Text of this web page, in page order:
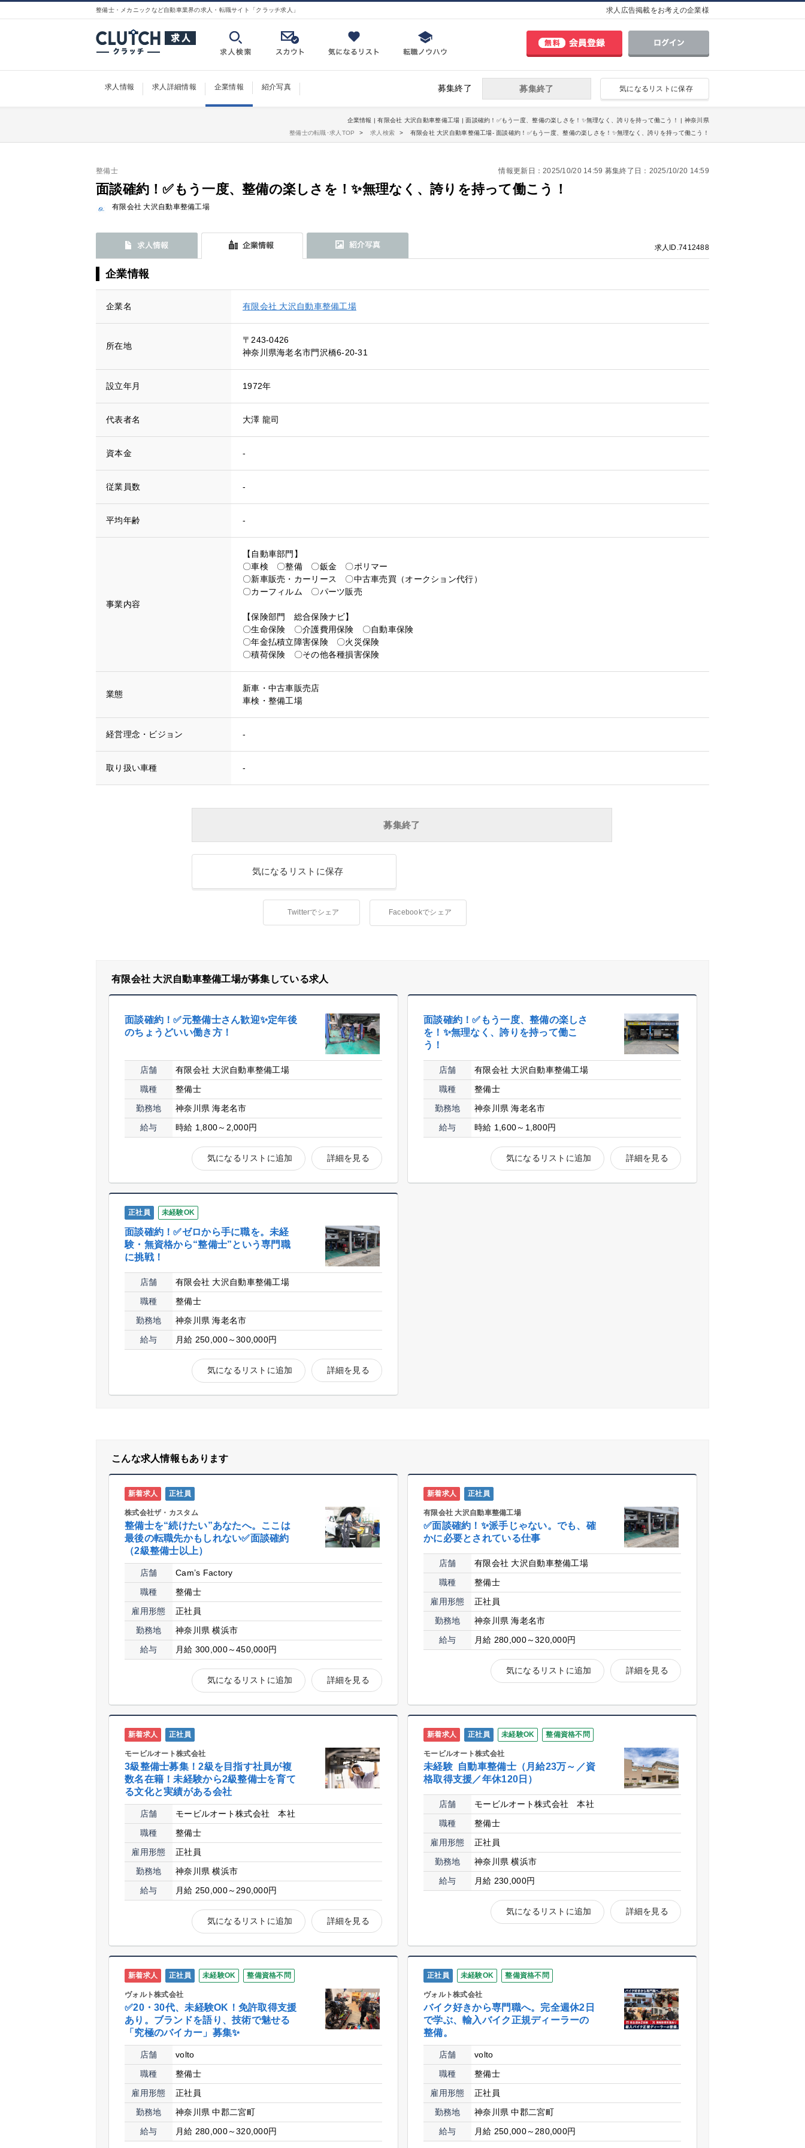
整備士・メカニックなど自動車業界の求人・転職サイト「クラッチ求人」 求人広告掲載をお考えの企業様
求人情報 求人詳細情報 企業情報 紹介写真 気になるリストに保存
募集終了
募集終了
企業情報 | 有限会社 大沢自動車整備工場 | 面談確約！✅もう一度、整備の楽しさを！✨無理なく、誇りを持って働こう！ | 神奈川県
整備士の転職･求人TOP
求人検索 有限会社 大沢自動車整備工場- 面談確約！✅もう一度、整備の楽しさを！✨無理なく、誇りを持って働こう！
情報更新日：2025/10/20 14:59 募集終了日：2025/10/20 14:59
整備士
面談確約！✅もう一度、整備の楽しさを！✨無理なく、誇りを持って働こう！
有限会社 大沢自動車整備工場
求人ID.7412488
企業情報
企業名 有限会社 大沢自動車整備工場
所在地
〒243-0426
神奈川県海老名市門沢橋6-20-31
設立年月 1972年
代表者名 大澤 龍司
資本金 -
従業員数 -
平均年齢 -
事業内容
【自動車部門】
〇車検 〇整備 〇鈑金 〇ポリマー
〇新車販売・カーリース 〇中古車売買（オークション代行）
〇カーフィルム 〇パーツ販売
【保険部門 総合保険ナビ】
〇生命保険 〇介護費用保険 〇自動車保険
〇年金払積立障害保険 〇火災保険
〇積荷保険 〇その他各種損害保険
業態
新車・中古車販売店
車検・整備工場
経営理念・ビジョン -
取り扱い車種 -
募集終了
気になるリストに保存
Twitterでシェア Facebookでシェア
有限会社 大沢自動車整備工場が募集している求人
面談確約！✅元整備士さん歓迎✨定年後
のちょうどいい働き方！
店舗
有限会社 大沢自動車整備工場
職種
整備士
勤務地
神奈川県 海老名市
給与
時給 1,800～2,000円
詳細を見る
気になるリストに追加
面談確約！✅もう一度、整備の楽しさ
を！✨無理なく、誇りを持って働こ
う！
店舗
有限会社 大沢自動車整備工場
職種
整備士
勤務地
神奈川県 海老名市
給与
時給 1,600～1,800円
詳細を見る
気になるリストに追加
正社員 未経験OK
面談確約！✅ゼロから手に職を。未経
験・無資格から“整備士”という専門職
に挑戦！
店舗
有限会社 大沢自動車整備工場
職種
整備士
勤務地
神奈川県 海老名市
給与
月給 250,000～300,000円
詳細を見る
気になるリストに追加
こんな求人情報もあります
新着求人 正社員
株式会社ザ・カスタム
整備士を“続けたい”あなたへ。ここは
最後の転職先かもしれない✅面談確約
（2級整備士以上）
店舗
Cam’s Factory
職種
整備士
雇用形態
正社員
勤務地
神奈川県 横浜市
給与
月給 300,000～450,000円
詳細を見る
気になるリストに追加
新着求人 正社員
有限会社 大沢自動車整備工場
✅面談確約！✨派手じゃない。でも、確
かに必要とされている仕事
店舗
有限会社 大沢自動車整備工場
職種
整備士
雇用形態
正社員
勤務地
神奈川県 海老名市
給与
月給 280,000～320,000円
詳細を見る
気になるリストに追加
新着求人 正社員
モービルオート株式会社
3級整備士募集！2級を目指す社員が複
数名在籍！未経験から2級整備士を育て
る文化と実績がある会社
店舗
モービルオート株式会社 本社
職種
整備士
雇用形態
正社員
勤務地
神奈川県 横浜市
給与
月給 250,000～290,000円
詳細を見る
気になるリストに追加
新着求人 正社員 未経験OK 整備資格不問
モービルオート株式会社
未経験 自動車整備士（月給23万～／資
格取得支援／年休120日）
店舗
モービルオート株式会社 本社
職種
整備士
雇用形態
正社員
勤務地
神奈川県 横浜市
給与
月給 230,000円
詳細を見る
気になるリストに追加
新着求人 正社員 未経験OK 整備資格不問
ヴォルト株式会社
✅20・30代、未経験OK！免許取得支援
あり。ブランドを語り、技術で魅せる
「究極のバイカー」募集✨
店舗
volto
職種
整備士
雇用形態
正社員
勤務地
神奈川県 中郡二宮町
給与
月給 280,000～320,000円
正社員 未経験OK 整備資格不問
ヴォルト株式会社
バイク好きから専門職へ。完全週休2日
で学ぶ、輸入バイク正規ディーラーの
整備。
店舗
volto
職種
整備士
雇用形態
正社員
勤務地
神奈川県 中郡二宮町
給与
月給 250,000～280,000円